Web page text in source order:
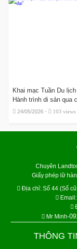
Khai mạc Tuần Du
Hành trình di sản qua
24/05/2026 - 103 views
Chuyên
Giấy phép lữ
Địa chỉ: Số 44 (Số
Email:
Mr Minh-
THÔNG